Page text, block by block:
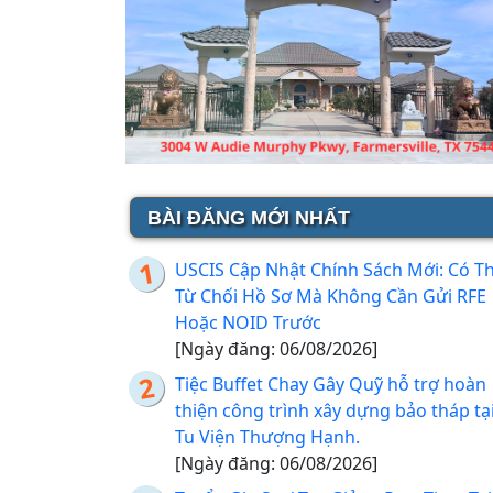
BÀI ĐĂNG MỚI NHẤT
USCIS Cập Nhật Chính Sách Mới: Có
Từ Chối Hồ Sơ Mà Không Cần Gửi RFE
Hoặc NOID Trước
[Ngày đăng: 06/08/2026]
Tiệc Buffet Chay Gây Quỹ hỗ trợ hoàn
thiện công trình xây dựng bảo tháp
Tu Viện Thượng Hạnh.
[Ngày đăng: 06/08/2026]